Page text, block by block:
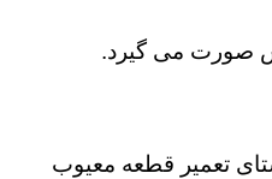
صورت می گیرد.
تعمیر قطعه معیوب